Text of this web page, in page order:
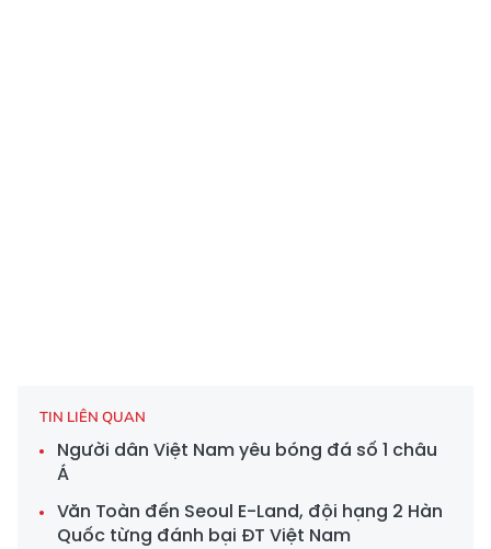
TIN LIÊN QUAN
Người dân Việt Nam yêu bóng đá số 1 châu
Á
Văn Toàn đến Seoul E-Land, đội hạng 2 Hàn
Quốc từng đánh bại ĐT Việt Nam